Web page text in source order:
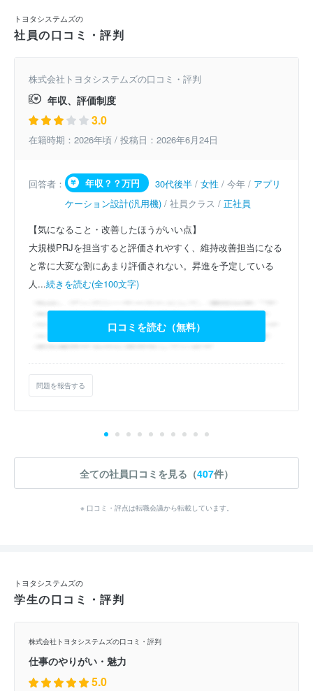
トヨタシステムズの
社員の口コミ・評判
株式会社トヨタシステムズの口コミ・評判
年収、評価制度
3.0
在籍時期：2026年頃 / 投稿日：2026年6月24日
回答者： 年収？？万円 30代後半 /女性 / 今年 / アプリ
ケーション設計(汎用機) / 社員クラス / 正社員
【気になること・改善したほうがいい点】
大規模PRJを担当すると評価されやすく、維持改善担当になる
と常に大変な割にあまり評価されない。昇進を予定している
人...続きを読む(全100文字)
口コミを読む（無料）
問題を報告する
全ての社員口コミを見る（407件）
※ 口コミ・評点は転職会議から転載しています。
トヨタシステムズの
学生の口コミ・評判
株式会社トヨタシステムズの口コミ・評判
仕事のやりがい・魅力
5.0